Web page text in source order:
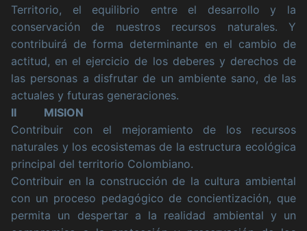
Territorio, el equilibrio entre el desarrollo y la
conservación de nuestros recursos naturales. Y
contribuirá de forma determinante en el cambio de
actitud, en el ejercicio de los deberes y derechos de
las personas a disfrutar de un ambiente sano, de las
actuales y futuras generaciones.
II MISION
Contribuir con el mejoramiento de los recursos
naturales y los ecosistemas de la estructura ecológica
principal del territorio Colombiano.
Contribuir en la construcción de la cultura ambiental
con un proceso pedagógico de concientización, que
permita un despertar a la realidad ambiental y un